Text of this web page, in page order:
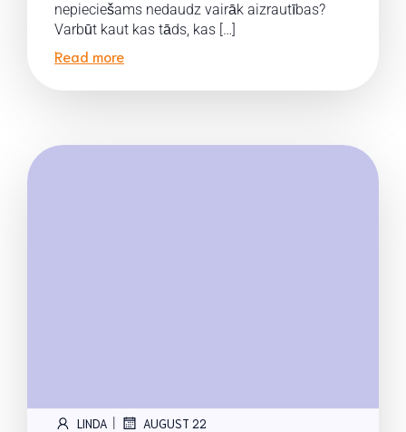
nepieciešams nedaudz vairāk aizrautības?
Varbūt kaut kas tāds, kas […]
Read more
LINDA | AUGUST 22